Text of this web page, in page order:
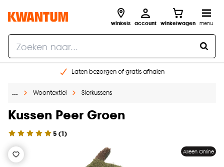
winkels account winkelwagen menu
Laten bezorgen of gratis afhalen
Gratis raam advies en opmeten aan huis
… Woontextiel Sierkussens
Kussen Peer Groen
5 (1)
Alleen Online